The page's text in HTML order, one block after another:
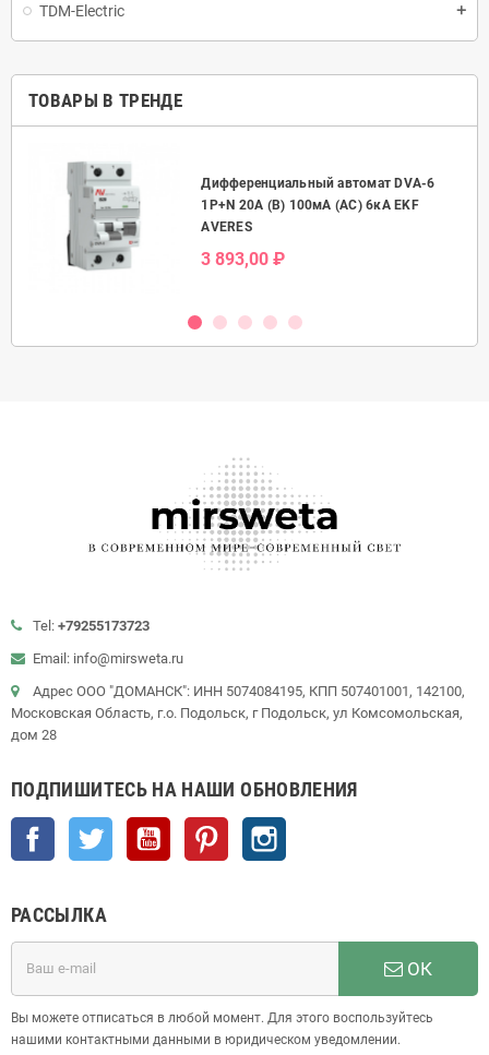
TDM-Electric
ТОВАРЫ В ТРЕНДЕ
Дифференциальный автомат DVA-6
1P+N 20А (B) 100мА (AC) 6кА EKF
AVERES
3 893,00 ₽
Tel: +79255173723
Email: info@mirsweta.ru
Адрес ООО "ДОМАНСК": ИНН 5074084195, КПП 507401001, 142100,
Московская Область, г.о. Подольск, г Подольск, ул Комсомольская,
дом 28
ПОДПИШИТЕСЬ НА НАШИ ОБНОВЛЕНИЯ
Facebook Twitter YouTube Pinterest
РАССЫЛКА
ОК
Вы можете отписаться в любой момент. Для этого воспользуйтесь
нашими контактными данными в юридическом уведомлении.